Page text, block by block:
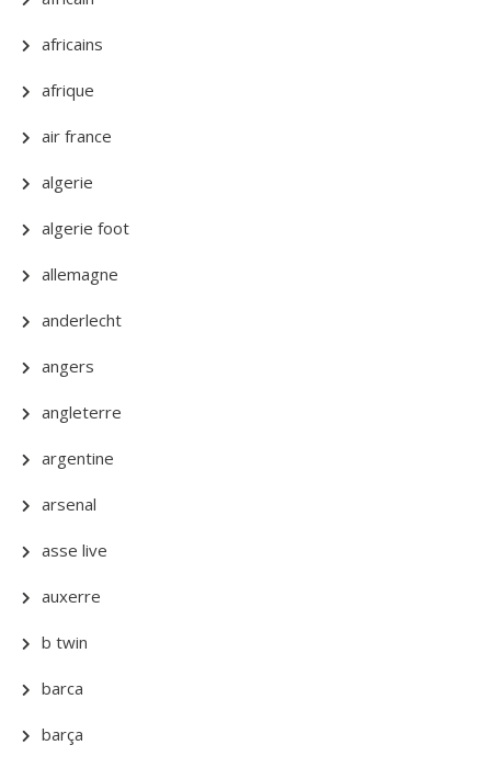
africains
afrique
air france
algerie
algerie foot
allemagne
anderlecht
angers
angleterre
argentine
arsenal
asse live
auxerre
b twin
barca
barça